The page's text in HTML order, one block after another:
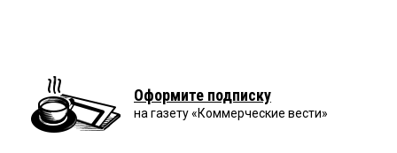
Оформите подписку
на газету «Коммерческие вести»